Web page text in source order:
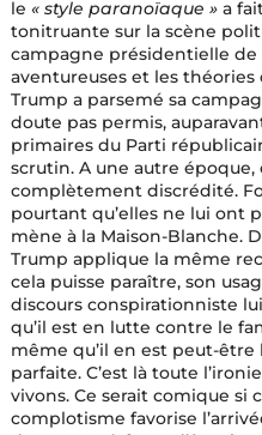
le « style paranoïaque »a
tonitruante sur la scène
campagne présidentielle de
aventureuses et les
Trump a parsemé sa
doute pas permis,
primaires du Parti
scrutin. A une autre époque,
complètement discrédité.
pourtant qu’elles ne lui ont
mène à la Maison-Blanche.
Trump applique la même
cela puisse paraître, son
discours conspirationniste
qu’il est en lutte contre le
même qu’il en est peut-être
parfaite. C’est là toute
vivons. Ce serait comique si
complotisme favorise